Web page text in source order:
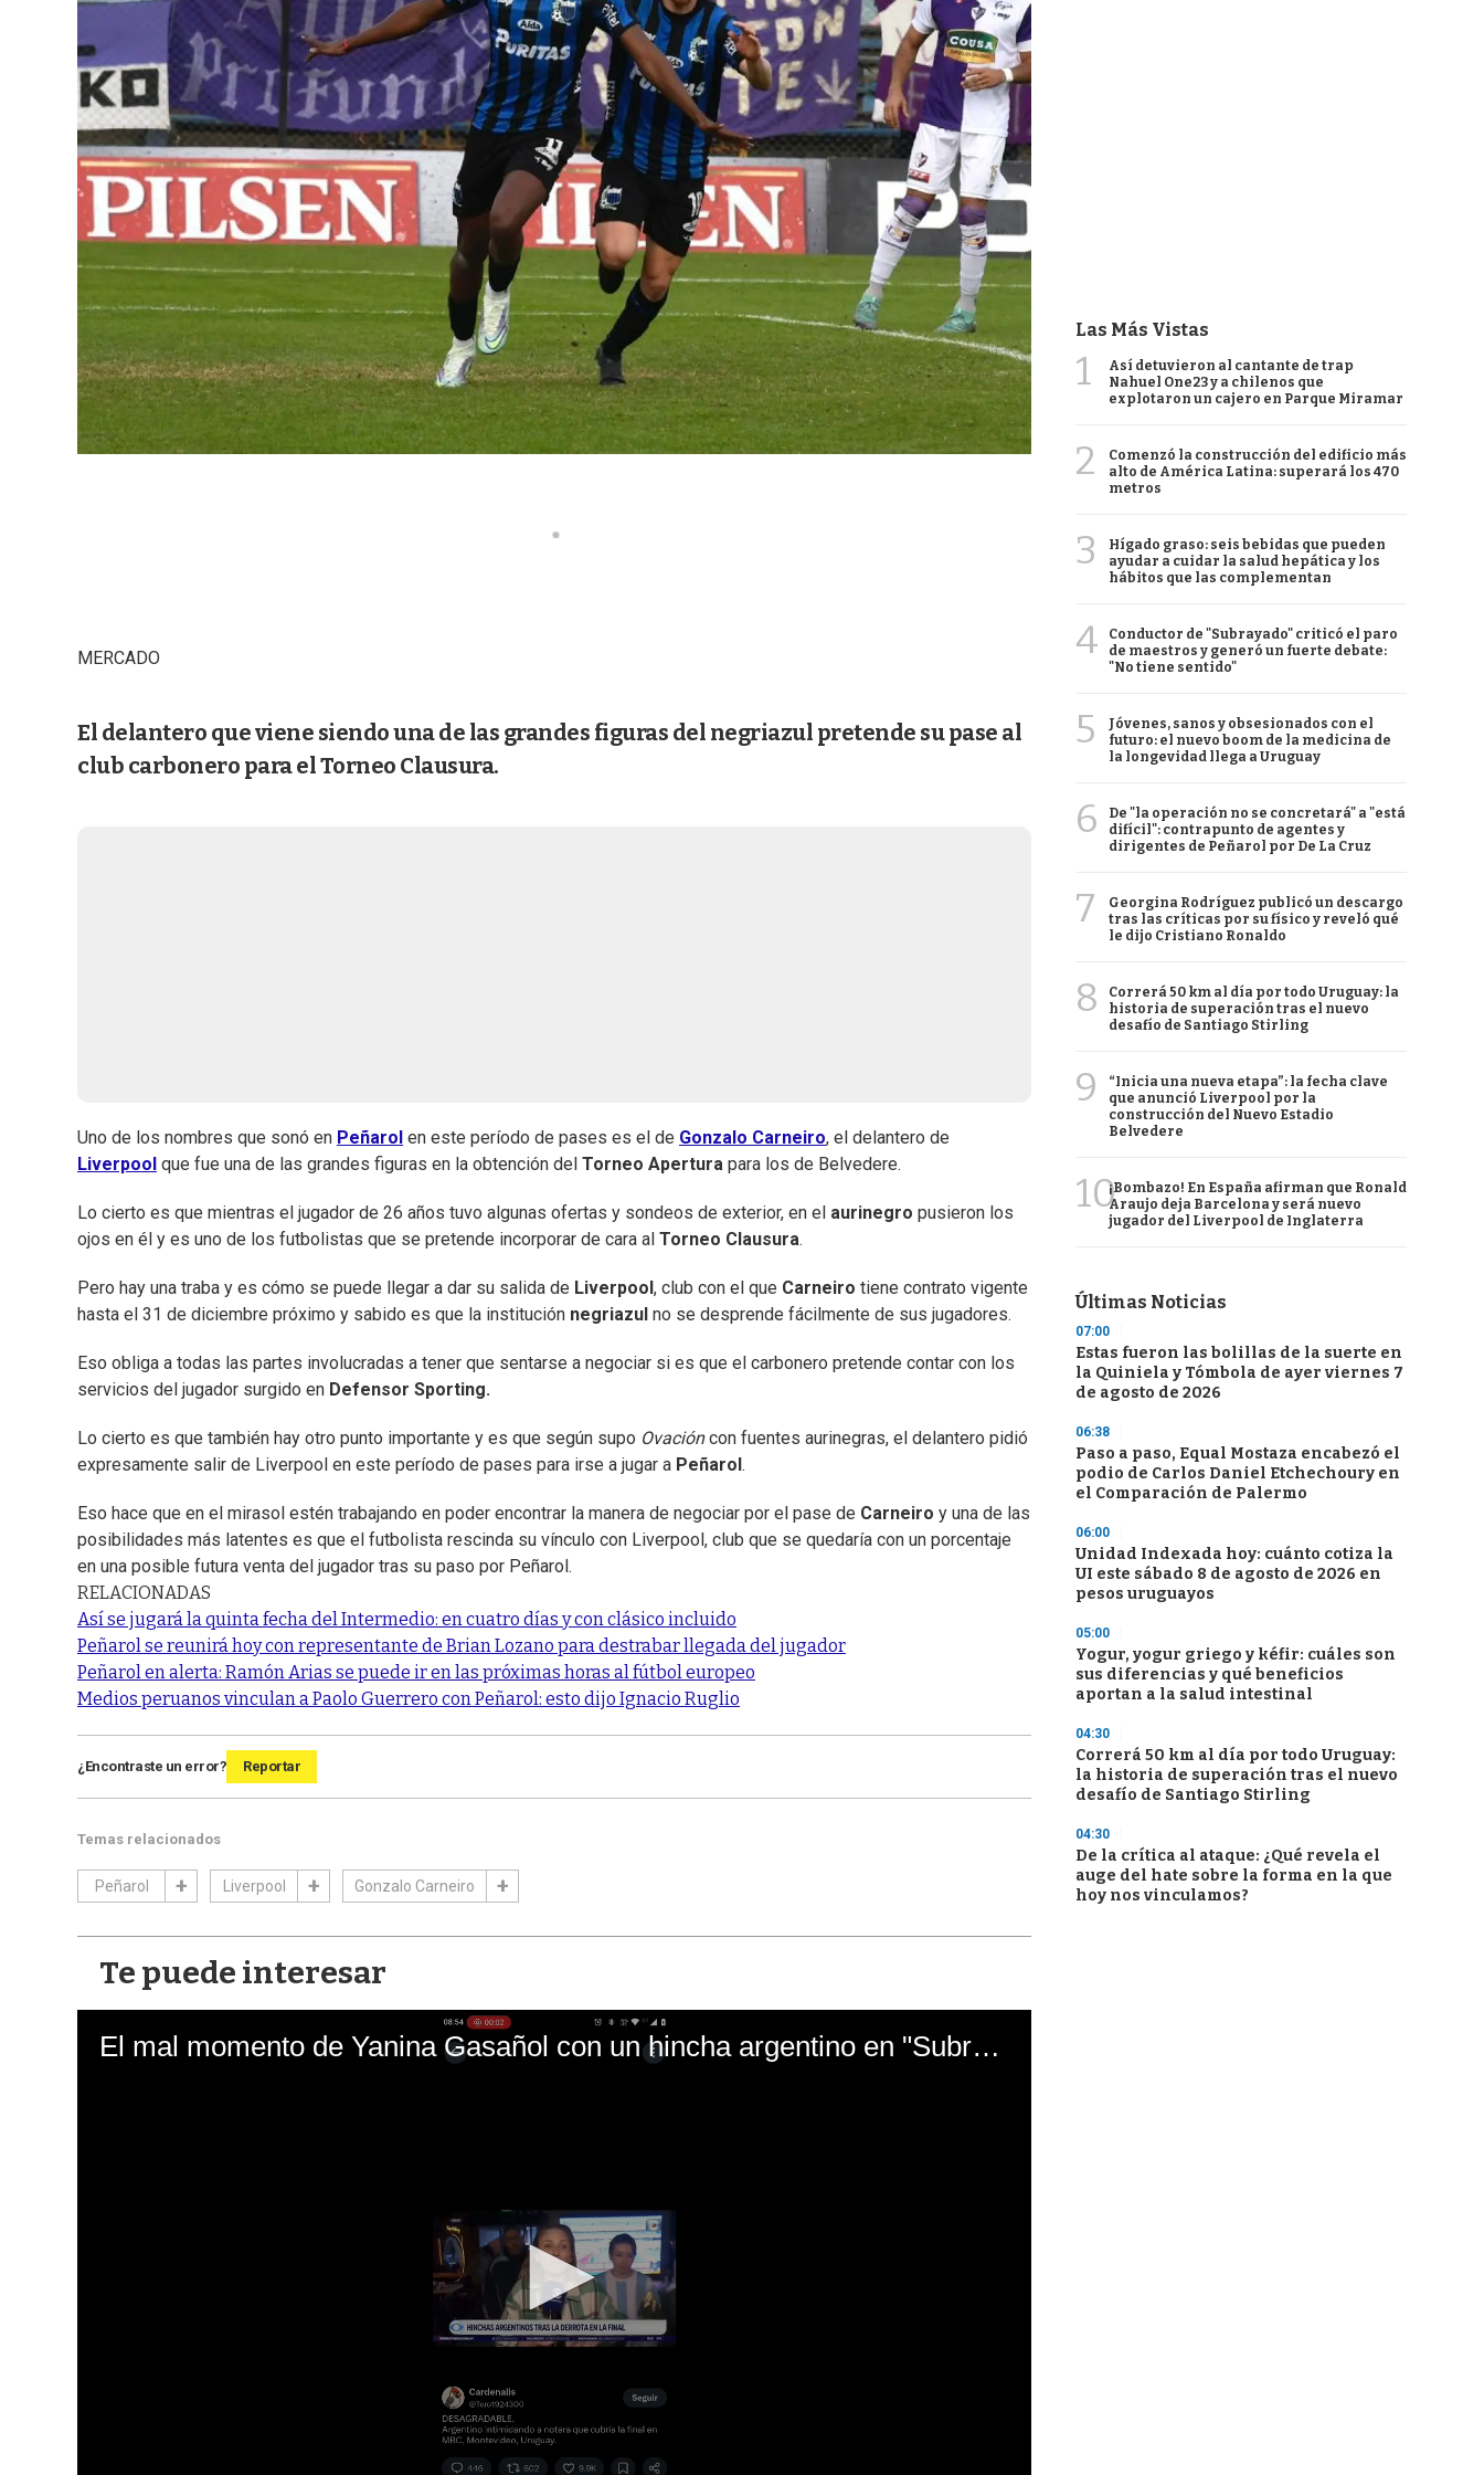
MERCADO
El delantero que viene siendo una de las grandes figuras del negriazul pretende su pase al
club carbonero para el Torneo Clausura.
Uno de los nombres que sonó en Peñarol en este período de pases es el de Gonzalo Carneiro, el delantero de
Liverpool que fue una de las grandes figuras en la obtención del Torneo Apertura para los de Belvedere.
Lo cierto es que mientras el jugador de 26 años tuvo algunas ofertas y sondeos de exterior, en el aurinegro pusieron los
ojos en él y es uno de los futbolistas que se pretende incorporar de cara al Torneo Clausura.
Pero hay una traba y es cómo se puede llegar a dar su salida de Liverpool , club con el que Carneiro tiene contrato vigente
hasta el 31 de diciembre próximo y sabido es que la institución negriazul no se desprende fácilmente de sus jugadores.
Eso obliga a todas las partes involucradas a tener que sentarse a negociar si es que el carbonero pretende contar con los
servicios del jugador surgido en Defensor Sporting.
Lo cierto es que también hay otro punto importante y es que según supo Ovacióncon fuentes aurinegras, el delantero pidió
expresamente salir de Liverpool en este período de pases para irse a jugar a Peñarol .
Eso hace que en el mirasol estén trabajando en poder encontrar la manera de negociar por el pase de Carneiro y una de las
posibilidades más latentes es que el futbolista rescinda su vínculo con Liverpool, club que se quedaría con un porcentaje
en una posible futura venta del jugador tras su paso por Peñarol.
RELACIONADAS
Así se jugará la quinta fecha del Intermedio: en cuatro días y con clásico incluido
Peñarol se reunirá hoy con representante de Brian Lozano para destrabar llegada del jugador
Peñarol en alerta: Ramón Arias se puede ir en las próximas horas al fútbol europeo
Medios peruanos vinculan a Paolo Guerrero con Peñarol: esto dijo Ignacio Ruglio
¿Encontraste un error? Reportar
Temas relacionados
Peñarol Liverpool Gonzalo Carneiro
Te puede interesar
El mal momento de Yanina Gasañol con un hincha argentino en "Subrayado"
Las Más Vistas
1
Así detuvieron al cantante de trap
Nahuel One23 y a chilenos que
explotaron un cajero en Parque Miramar
2
Comenzó la construcción del edificio más
alto de América Latina: superará los 470
metros
3
Hígado graso: seis bebidas que pueden
ayudar a cuidar la salud hepática y los
hábitos que las complementan
4
Conductor de "Subrayado" criticó el paro
de maestros y generó un fuerte debate:
"No tiene sentido"
5
Jóvenes, sanos y obsesionados con el
futuro: el nuevo boom de la medicina de
la longevidad llega a Uruguay
6
De "la operación no se concretará" a "está
difícil": contrapunto de agentes y
dirigentes de Peñarol por De La Cruz
7
Georgina Rodríguez publicó un descargo
tras las críticas por su físico y reveló qué
le dijo Cristiano Ronaldo
8
Correrá 50 km al día por todo Uruguay: la
historia de superación tras el nuevo
desafío de Santiago Stirling
9
“Inicia una nueva etapa”: la fecha clave
que anunció Liverpool por la
construcción del Nuevo Estadio
Belvedere
10¡Bombazo! En España afirman que Ronald
Araujo deja Barcelona y será nuevo
jugador del Liverpool de Inglaterra
Últimas Noticias
07:00
Estas fueron las bolillas de la suerte en
la Quiniela y Tómbola de ayer viernes 7
de agosto de 2026
06:38
Paso a paso, Equal Mostaza encabezó el
podio de Carlos Daniel Etchechoury en
el Comparación de Palermo
06:00
Unidad Indexada hoy: cuánto cotiza la
UI este sábado 8 de agosto de 2026 en
pesos uruguayos
05:00
Yogur, yogur griego y kéfir: cuáles son
sus diferencias y qué beneficios
aportan a la salud intestinal
04:30
Correrá 50 km al día por todo Uruguay:
la historia de superación tras el nuevo
desafío de Santiago Stirling
04:30
De la crítica al ataque: ¿Qué revela el
auge del hate sobre la forma en la que
hoy nos vinculamos?